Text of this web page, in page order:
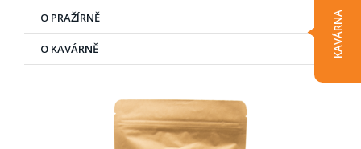
KAVÁRNA
O PRAŽÍRNĚ
O KAVÁRNĚ